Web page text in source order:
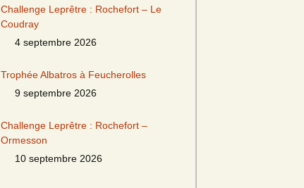
Challenge Leprêtre : Rochefort – Le
Coudray
4 septembre 2026
Trophée Albatros à Feucherolles
9 septembre 2026
Challenge Leprêtre : Rochefort –
Ormesson
10 septembre 2026